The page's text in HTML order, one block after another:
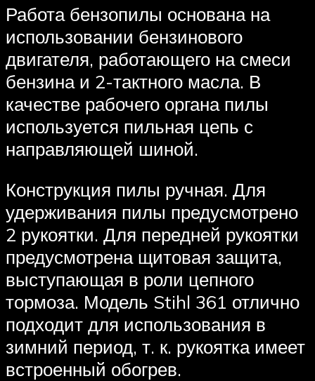
Работа бензопилы основана на
использовании бензинового
двигателя, работающего на смеси
бензина и 2-тактного масла. В
качестве рабочего органа пилы
используется пильная цепь с
направляющей шиной.
Конструкция пилы ручная. Для
удерживания пилы предусмотрено
2 рукоятки. Для передней рукоятки
предусмотрена щитовая защита,
выступающая в роли цепного
тормоза. Модель Stihl 361 отлично
подходит для использования в
зимний период, т. к. рукоятка имеет
встроенный обогрев.